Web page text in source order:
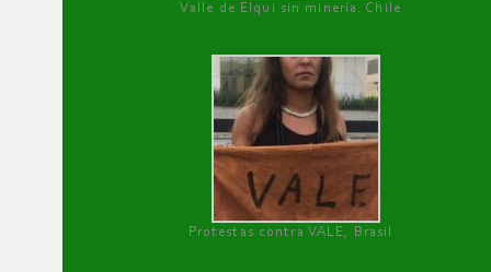
Valle de Elqui sin minería. Chile
Protestas contra VALE, Brasil